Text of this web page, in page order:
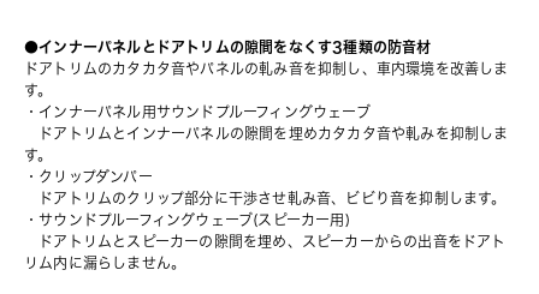
●インナーパネルとドアトリムの隙間をなくす3種類の防音材
ドアトリムのカタカタ⾳やパネルの軋み⾳を抑制し、⾞内環境を改善しま
す。
・インナーパネル⽤サウンドプルーフィングウェーブ
ドアトリムとインナーパネルの隙間を埋めカタカタ⾳や軋みを抑制しま
す。
・クリップダンパー
ドアトリムのクリップ部分に⼲渉させ軋み⾳、ビビり⾳を抑制します。
・サウンドプルーフィングウェーブ(スピーカー⽤)
ドアトリムとスピーカーの隙間を埋め、スピーカーからの出⾳をドアト
リム内に漏らしません。